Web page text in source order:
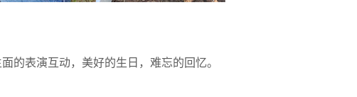
的表演互动，美好的生日，难忘的回忆。